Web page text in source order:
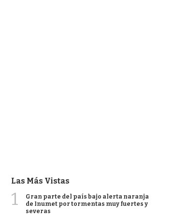
Las Más Vistas
1
Gran parte del país bajo alerta naranja
de Inumet por tormentas muy fuertes y
severas